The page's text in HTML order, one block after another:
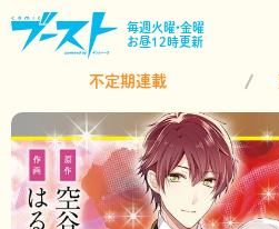
毎週火曜•金曜
お昼12時更新
不定期連載